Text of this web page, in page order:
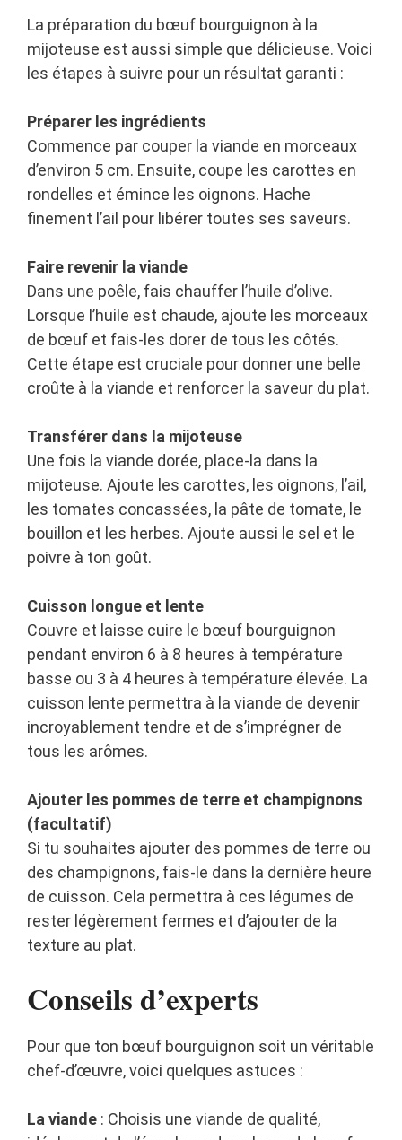
La préparation du bœuf bourguignon à la
mijoteuse est aussi simple que délicieuse. Voici
les étapes à suivre pour un résultat garanti :
Préparer les ingrédients
Commence par couper la viande en morceaux
d’environ 5 cm. Ensuite, coupe les carottes en
rondelles et émince les oignons. Hache
finement l’ail pour libérer toutes ses saveurs.
Faire revenir la viande
Dans une poêle, fais chauffer l’huile d’olive.
Lorsque l’huile est chaude, ajoute les morceaux
de bœuf et fais-les dorer de tous les côtés.
Cette étape est cruciale pour donner une belle
croûte à la viande et renforcer la saveur du plat.
Transférer dans la mijoteuse
Une fois la viande dorée, place-la dans la
mijoteuse. Ajoute les carottes, les oignons, l’ail,
les tomates concassées, la pâte de tomate, le
bouillon et les herbes. Ajoute aussi le sel et le
poivre à ton goût.
Cuisson longue et lente
Couvre et laisse cuire le bœuf bourguignon
pendant environ 6 à 8 heures à température
basse ou 3 à 4 heures à température élevée. La
cuisson lente permettra à la viande de devenir
incroyablement tendre et de s’imprégner de
tous les arômes.
Ajouter les pommes de terre et champignons
(facultatif)
Si tu souhaites ajouter des pommes de terre ou
des champignons, fais-le dans la dernière heure
de cuisson. Cela permettra à ces légumes de
rester légèrement fermes et d’ajouter de la
texture au plat.
Conseils d’experts
Pour que ton bœuf bourguignon soit un véritable
chef-d’œuvre, voici quelques astuces :
La viande : Choisis une viande de qualité,